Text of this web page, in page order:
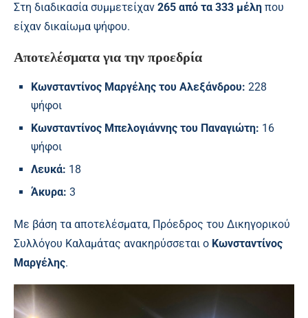
Στη διαδικασία συμμετείχαν 265 από τα 333 μέλη που
είχαν δικαίωμα ψήφου.
Αποτελέσματα για την προεδρία
Κωνσταντίνος Μαργέλης του Αλεξάνδρου: 228
ψήφοι
Κωνσταντίνος Μπελογιάννης του Παναγιώτη: 16
ψήφοι
Λευκά: 18
Άκυρα: 3
Με βάση τα αποτελέσματα, Πρόεδρος του Δικηγορικού
Συλλόγου Καλαμάτας ανακηρύσσεται ο Κωνσταντίνος
Μαργέλης.